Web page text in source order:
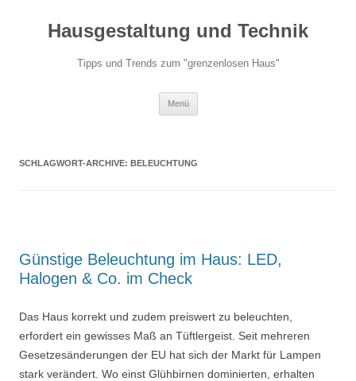
Hausgestaltung und Technik
Tipps und Trends zum "grenzenlosen Haus"
Menü
SCHLAGWORT-ARCHIVE: BELEUCHTUNG
Günstige Beleuchtung im Haus: LED,
Halogen & Co. im Check
Das Haus korrekt und zudem preiswert zu beleuchten,
erfordert ein gewisses Maß an Tüftlergeist. Seit mehreren
Gesetzesänderungen der EU hat sich der Markt für Lampen
stark verändert. Wo einst Glühbirnen dominierten, erhalten